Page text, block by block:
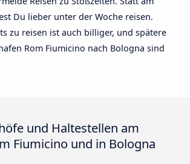
Du lieber unter der Woche reisen.
zu reisen ist auch billiger, und spätere
Rom Fiumicino nach Bologna sind
und Haltestellen am
Fiumicino und in Bologna